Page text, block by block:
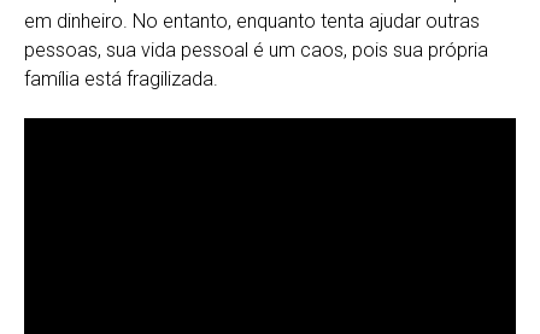
em dinheiro. No entanto, enquanto tenta ajudar outras
pessoas, sua vida pessoal é um caos, pois sua própria
família está fragilizada.